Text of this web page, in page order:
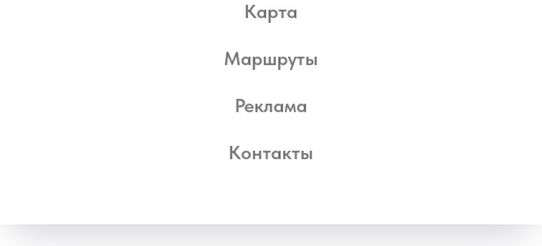
Карта
Маршруты
Реклама
Контакты